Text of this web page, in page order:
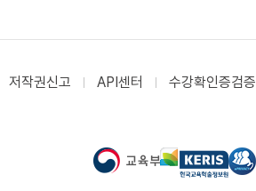
저작권신고 API센터 수강확인증검증